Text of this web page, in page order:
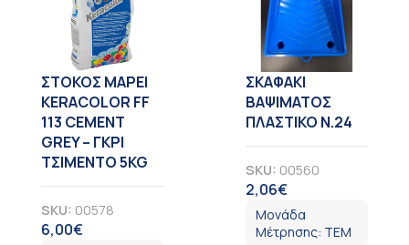
ΣΤΟΚΟΣ MAPEI
KERACOLOR FF
113 CEMENT
GREY – ΓΚΡΙ
ΤΣΙΜΕΝΤΟ 5KG
SKU: 00578
6,00€
ΣΚΑΦΑΚΙ
ΒΑΨΙΜΑΤΟΣ
ΠΛΑΣΤΙΚΟ Ν.24
SKU: 00560
2,06€
Μονάδα
Μέτρησης: ΤΕΜ